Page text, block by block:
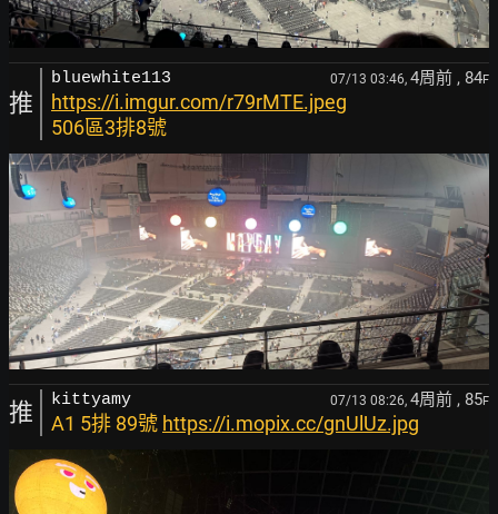
推
bluewhite113 07/13 03:46, 4周前 , 84F
https://i.imgur.com/r79rMTE.jpeg
506區3排8號
推 kittyamy 07/13 08:26, 4周前 , 85F
A1 5排 89號 https://i.mopix.cc/gnUlUz.jpg